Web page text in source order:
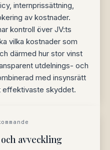
internprissättning,
av kostnader.
kontroll över JV:ts
vilka kostnader som
därmed hur stor vinst
utdelnings- och
med insynsrätt
effektivaste skyddet.
avveckling